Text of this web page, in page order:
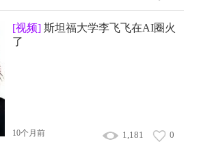
[视频]斯坦福大学李飞飞在AI圈火
了
10个月前 1,181 0